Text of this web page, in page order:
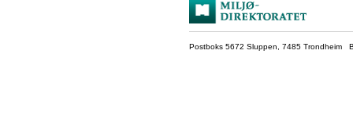
Postboks 5672 Sluppen, 7485 Trondheim